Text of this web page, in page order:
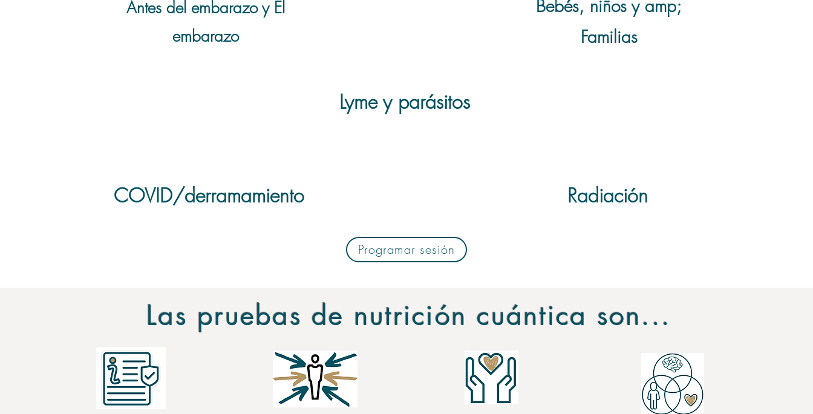
Antes del embarazo y El
embarazo
Bebés, niños y amp;
Familias
Lyme y parásitos
COVID/derramamiento Radiación
Programar sesión
Las pruebas de nutrición cuántica son...